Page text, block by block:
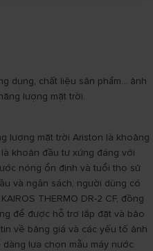
dụng, chất liệu sản phẩm… ảnh
lượng mặt trời.
lượng mặt trời Ariston là khoảng
khoản đầu tư xứng đáng với
nóng ổn định và tuổi thọ sử
và ngân sách, người dùng có
THERMO DR-2 CF, đồng
để được hỗ trợ lắp đặt và bảo
về bảng giá và các yếu tố ảnh
lựa chọn mẫu máy nước